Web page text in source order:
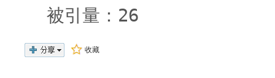
被引量：26
收藏